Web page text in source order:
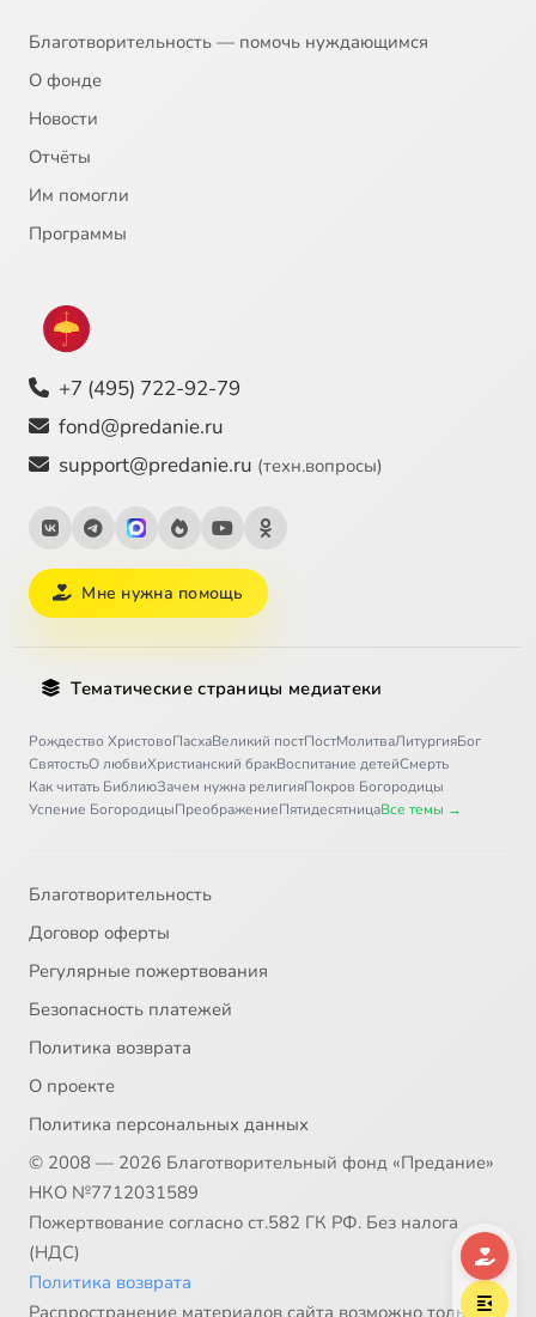
Благотворительность — помочь нуждающимся
О фонде
Новости
Отчёты
Им помогли
Программы
+7 (495) 722-92-79
fond@predanie.ru
support@predanie.ru (техн.вопросы)
Мне нужна помощь
Тематические страницы медиатеки
Рождество ХристовоПасхаВеликий постПостМолитваЛитургияБог
СвятостьО любвиХристианский бракВоспитание детейСмерть
Как читать БиблиюЗачем нужна религияПокров Богородицы
Успение БогородицыПреображениеПятидесятницаВсе темы →
Благотворительность
Договор оферты
Регулярные пожертвования
Безопасность платежей
Политика возврата
О проекте
Политика персональных данных
© 2008 — 2026 Благотворительный фонд «Предание»
НКО №7712031589
Пожертвование согласно ст.582 ГК РФ. Без налога
(НДС)
Политика возврата
Распространение материалов сайта возможно только в